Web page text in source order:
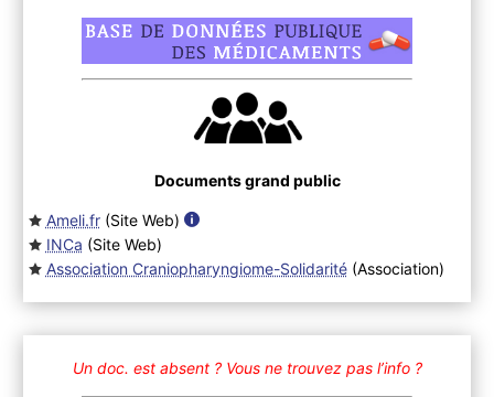
Documents grand public
Ameli.fr(Site Web)
INCa (Site Web)
Association Craniopharyngiome-Solidarité(Association)
Un doc. est absent ? Vous ne trouvez pas l’info ?